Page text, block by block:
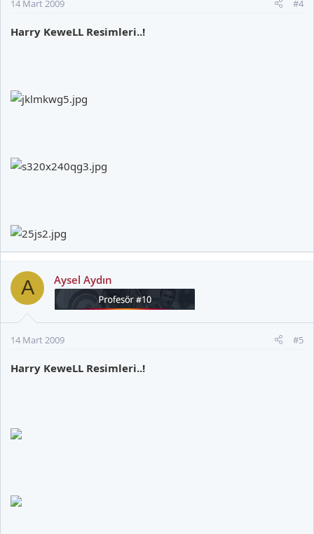
14 Mart 2009 #4
Harry KeweLL Resimleri..!
A Aysel Aydın
14 Mart 2009 #5
Harry KeweLL Resimleri..!